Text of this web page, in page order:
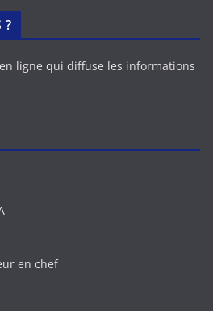
?
ligne qui diffuse les informations
en chef